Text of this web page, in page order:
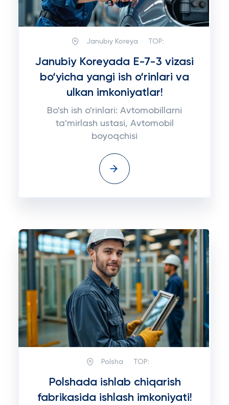
Janubiy Koreya TOP:
Janubiy Koreyada E-7-3 vizasi
bo‘yicha yangi ish o‘rinlari va
ulkan imkoniyatlar!
Bo'sh ish o'rinlari: Avtomobillarni
ta'mirlash ustasi, Avtomobil
boyoqchisi
Polsha TOP:
Polshada ishlab chiqarish
fabrikasida ishlash imkoniyati!